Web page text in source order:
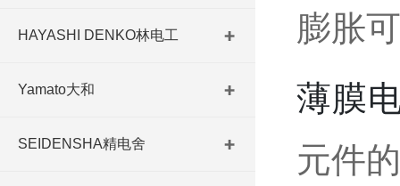
膨胀
薄膜
元件
HAYASHI DENKO林电工
Yamato大和
SEIDENSHA精电舍